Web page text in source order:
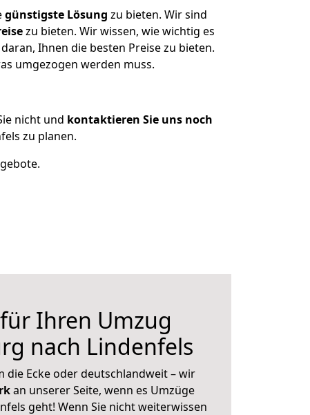
günstigste Lösung zu bieten. Wir sind
zu bieten. Wir wissen, wie wichtig es
Ihnen die besten Preise zu bieten.
umgezogen werden muss.
nicht und kontaktieren Sie uns noch
zu planen.
Ihren Umzug
nach Lindenfels
die Ecke oder deutschlandweit – wir
an unserer Seite, wenn es Umzüge
geht! Wenn Sie nicht weiterwissen